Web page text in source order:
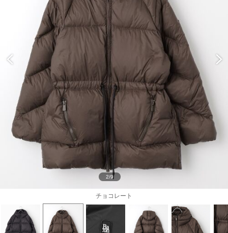
チョコレート
2/9